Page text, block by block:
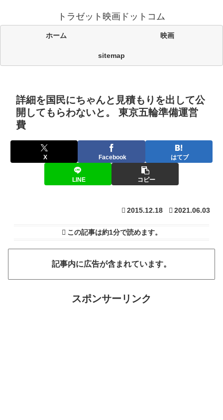
トラゼット映画ドットコム
ホーム 映画
sitemap
詳細を国民にちゃんと見積もりを出して公
開してもらわないと。 東京五輪準備運営
費
X Facebook はてブ
LINE コピー
2015.12.18 2021.06.03
この記事は約1分で読めます。
記事内に広告が含まれています。
スポンサーリンク